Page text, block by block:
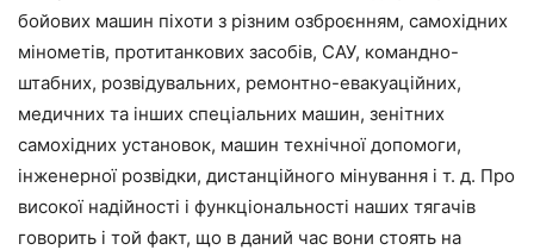
бойових машин піхоти з різним озброєнням, самохідних
мінометів, протитанкових засобів, САУ, командно-
штабних, розвідувальних, ремонтно-евакуаційних,
медичних та інших спеціальних машин, зенітних
самохідних установок, машин технічної допомоги,
інженерної розвідки, дистанційного мінування і т. д. Про
високої надійності і функціональності наших тягачів
говорить і той факт, що в даний час вони стоять на